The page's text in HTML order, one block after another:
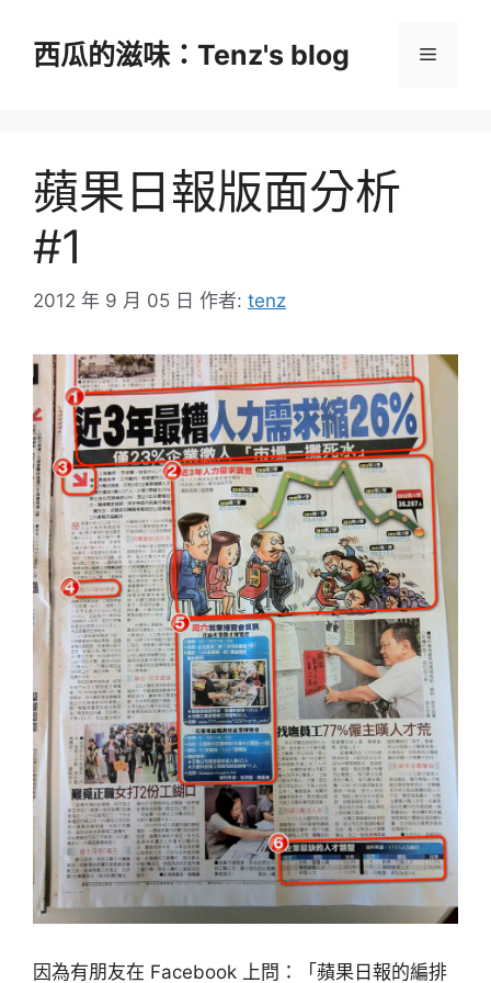
西瓜的滋味：Tenz's blog 選
蘋果日報版面分析
#1
2012 年 9 月 05 日 作者: tenz
因為有朋友在 Facebook 上問：「蘋果日報的編排